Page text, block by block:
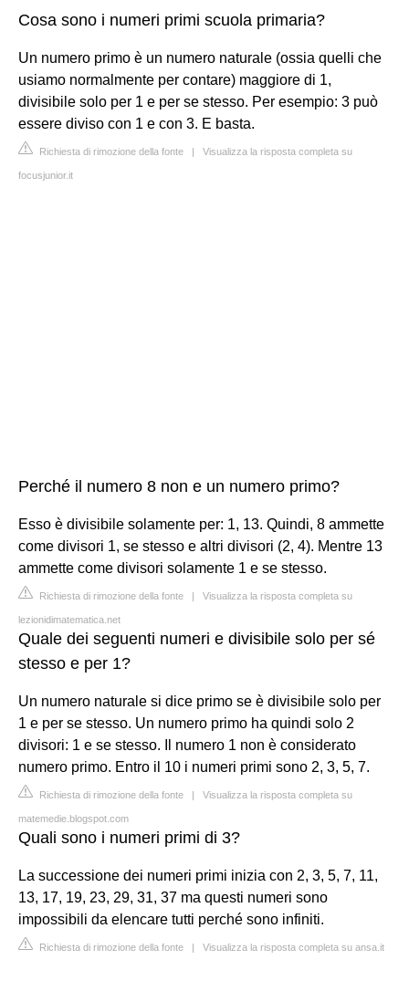
Cosa sono i numeri primi scuola primaria?
Un numero primo è un numero naturale (ossia quelli che
usiamo normalmente per contare) maggiore di 1,
divisibile solo per 1 e per se stesso. Per esempio: 3 può
essere diviso con 1 e con 3. E basta.
Richiesta di rimozione della fonte | Visualizza la risposta completa su
focusjunior.it
Perché il numero 8 non e un numero primo?
Esso è divisibile solamente per: 1, 13. Quindi, 8 ammette
come divisori 1, se stesso e altri divisori (2, 4). Mentre 13
ammette come divisori solamente 1 e se stesso.
Richiesta di rimozione della fonte | Visualizza la risposta completa su
lezionidimatematica.net
Quale dei seguenti numeri e divisibile solo per sé
stesso e per 1?
Un numero naturale si dice primo se è divisibile solo per
1 e per se stesso. Un numero primo ha quindi solo 2
divisori: 1 e se stesso. Il numero 1 non è considerato
numero primo. Entro il 10 i numeri primi sono 2, 3, 5, 7.
Richiesta di rimozione della fonte | Visualizza la risposta completa su
matemedie.blogspot.com
Quali sono i numeri primi di 3?
La successione dei numeri primi inizia con 2, 3, 5, 7, 11,
13, 17, 19, 23, 29, 31, 37 ma questi numeri sono
impossibili da elencare tutti perché sono infiniti.
Richiesta di rimozione della fonte | Visualizza la risposta completa su ansa.it